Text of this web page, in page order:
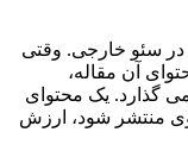
در سئو خارجی. وقتی
آن مقاله،
می گذارد. یک محتوای
منتشر شود، ارزش